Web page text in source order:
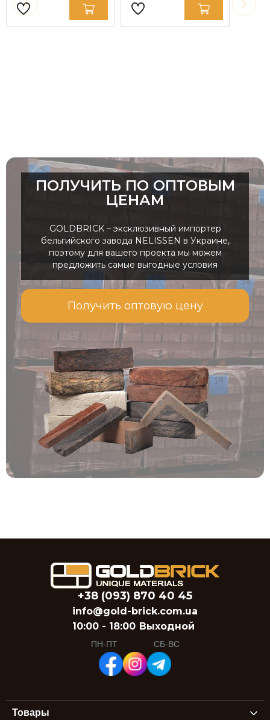
ПОЛУЧИТЬ ПО ОПТОВЫМ
ЦЕНАМ
GOLDBRICK – эксклюзивный импортер
бельгийского завода NELISSEN в Украине,
поэтому для вашего проекта мы можем
предложить самые выгодные условия
Получить оптовую цену
+38 (093) 870 40 45
info@gold-brick.com.ua
10:00 - 18:00
ПН-ПТ
Выходной
СБ-ВС
Товары